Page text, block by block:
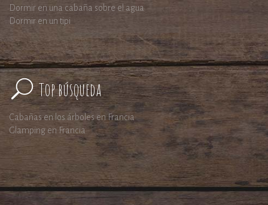
Dormir en una cabaña sobre el agua
Dormir en un tipi
Top búsqueda
Cabañas en los árboles en Francia
Glamping en Francia